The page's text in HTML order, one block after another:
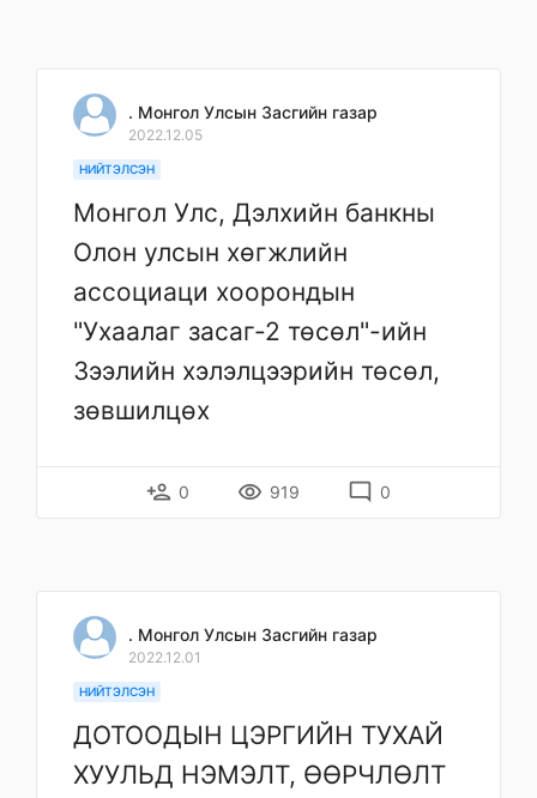
. Монгол Улсын Засгийн газар
2022.12.05
НИЙТЭЛСЭН
Монгол Улс, Дэлхийн банкны
Олон улсын хөгжлийн
ассоциаци хоорондын
"Ухаалаг засаг-2 төсөл"-ийн
Зээлийн хэлэлцээрийн төсөл,
зөвшилцөх
person_add 0 remove_red_eye 919 mode_comment 0
. Монгол Улсын Засгийн газар
2022.12.01
НИЙТЭЛСЭН
ДОТООДЫН ЦЭРГИЙН ТУХАЙ
ХУУЛЬД НЭМЭЛТ, ӨӨРЧЛӨЛТ